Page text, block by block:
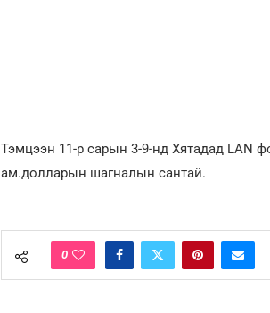
Тэмцээн 11-р сарын 3-9-нд Хятадад LAN
ам.долларын шагналын сантай.
0